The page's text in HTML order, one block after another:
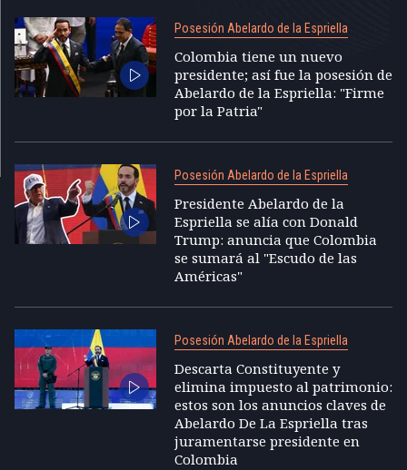
Posesión Abelardo de la Espriella
Colombia tiene un nuevo
presidente; así fue la posesión de
Abelardo de la Espriella: "Firme
por la Patria"
Posesión Abelardo de la Espriella
Presidente Abelardo de la
Espriella se alía con Donald
Trump: anuncia que Colombia
se sumará al "Escudo de las
Américas"
Posesión Abelardo de la Espriella
Descarta Constituyente y
elimina impuesto al patrimonio:
estos son los anuncios claves de
Abelardo De La Espriella tras
juramentarse presidente en
Colombia